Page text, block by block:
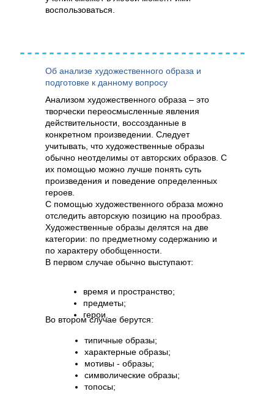
Анализом художественного образа – это
творчески переосмысленные явления
действительности, воссозданные в
конкретном произведении. Следует
учитывать, что художественные образы
обычно неотделимы от авторских образов. С
их помощью можно лучше понять суть
произведения и поведение определенных
героев.
С помощью художественного образа можно
отследить авторскую позицию на прообраз.
Художественные образы делятся на две
категории: по предметному содержанию и
по характеру обобщенности.
В первом случае обычно выступают:
Об анализе художественного образа и
подготовке к данному вопросу
время и пространство;
предметы;
герои.
Во втором случае берутся:
воспользоваться.
типичные образы;
характерные образы;
мотивы - образы;
символические образы;
топосы;